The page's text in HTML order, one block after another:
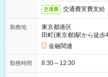
交通費 交通費実費支給
勤務地
東京都港区
田町(東京都)駅から徒歩
金融関連
勤務時間 8:30～12:30